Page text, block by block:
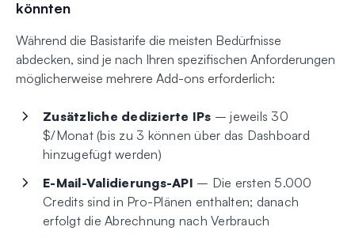
könnten
Während die Basistarife die meisten Bedürfnisse
abdecken, sind je nach Ihren spezifischen Anforderungen
möglicherweise mehrere Add-ons erforderlich:
Zusätzliche dedizierte IPs – jeweils 30
$/Monat (bis zu 3 können über das Dashboard
hinzugefügt werden)
E-Mail-Validierungs-API – Die ersten 5.000
Credits sind in Pro-Plänen enthalten; danach
erfolgt die Abrechnung nach Verbrauch